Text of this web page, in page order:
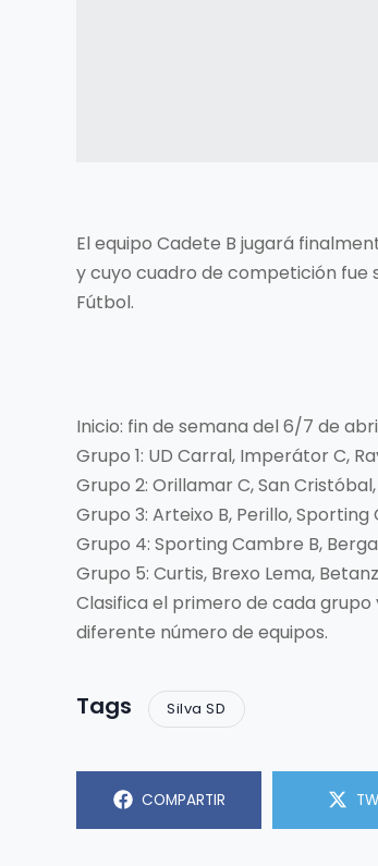
El equipo Cadete B jugará
y cuyo cuadro de competición fue
Fútbol.
Inicio: fin de semana del 6/7 de
Grupo 1: UD Carral, Imperátor C,
Grupo 2: Orillamar C, San
Grupo 3: Arteixo B, Perillo,
Grupo 4: Sporting Cambre B,
Grupo 5: Curtis, Brexo Lema,
Clasifica el primero de cada grupo
diferente número de equipos.
Tags Silva SD
COMPARTIR